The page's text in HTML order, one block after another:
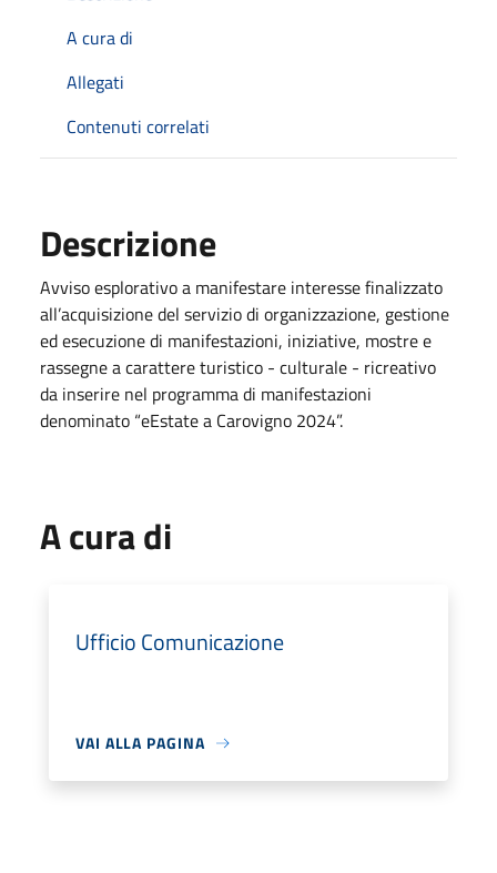
A cura di
Allegati
Contenuti correlati
Descrizione
Avviso esplorativo a manifestare interesse finalizzato
all’acquisizione del servizio di organizzazione, gestione
ed esecuzione di manifestazioni, iniziative, mostre e
rassegne a carattere turistico - culturale - ricreativo
da inserire nel programma di manifestazioni
denominato “eEstate a Carovigno 2024”.
A cura di
Ufficio Comunicazione
VAI ALLA PAGINA